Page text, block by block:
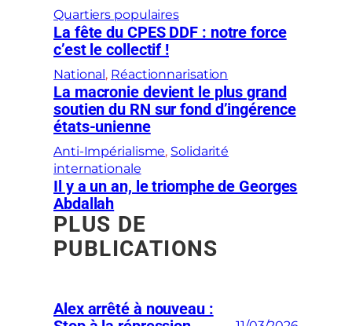
Quartiers populaires
La fête du CPES DDF : notre force
c’est le collectif !
National, Réactionnarisation
La macronie devient le plus grand
soutien du RN sur fond d’ingérence
états-unienne
Anti-Impérialisme, Solidarité
internationale
Il y a un an, le triomphe de Georges
Abdallah
PLUS DE
PUBLICATIONS
Alex arrêté à nouveau :